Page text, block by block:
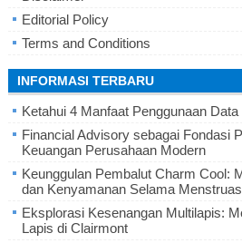
Editorial Policy
Terms and Conditions
INFORMASI TERBARU
Ketahui 4 Manfaat Penggunaan
Financial Advisory sebagai Fondasi
Keuangan Perusahaan Modern
Keunggulan Pembalut Charm Cool:
dan Kenyamanan Selama
Eksplorasi Kesenangan Multilapis:
Lapis di Clairmont